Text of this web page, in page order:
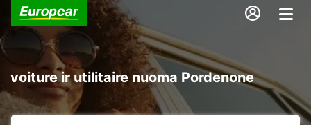
voiture ir utilitaire nuoma Pordenone